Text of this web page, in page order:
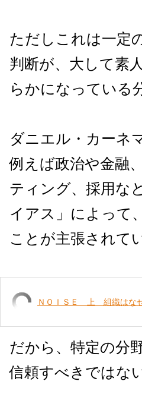
ただしこれは一定
判断が、大して素
らかになっている
ダニエル・カーネ
例えば政治や金融
ティング、採用な
イアス」によって
ことが主張されて
ＮＯＩＳＥ 上 組織はな
だから、特定の分
信頼すべきではない